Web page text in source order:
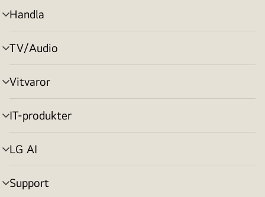
Handla
menyväxling
TV/Audio
menyväxling
Vitvaror
menyväxling
IT-produkter
menyväxling
LG AI
menyväxling
Support
menyväxling